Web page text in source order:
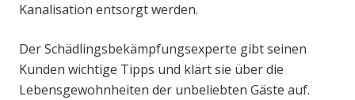
Kanalisation entsorgt werden.
Der Schädlingsbekämpfungsexperte gibt seinen
Kunden wichtige Tipps und klärt sie über die
Lebensgewohnheiten der unbeliebten Gäste auf.